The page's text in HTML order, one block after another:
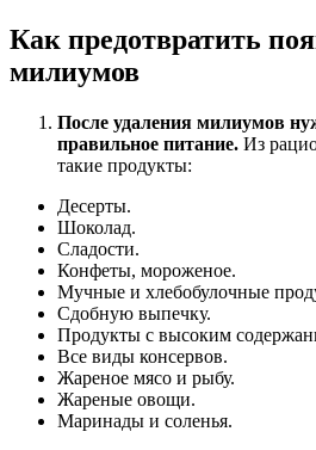
Как предотвратить
милиумов
После удаления милиумов
правильное питание. Из
такие продукты:
Десерты.
Шоколад.
Сладости.
Конфеты, мороженое.
Мучные и хлебобулочные
Сдобную выпечку.
Продукты с высоким
Все виды консервов.
Жареное мясо и рыбу.
Жареные овощи.
Маринады и соленья.